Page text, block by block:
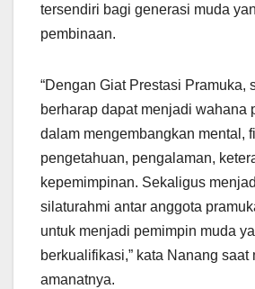
tersendiri bagi generasi muda
pembinaan.
“Dengan Giat Prestasi Pramuka,
berharap dapat menjadi wahana
dalam mengembangkan mental,
pengetahuan, pengalaman,
kepemimpinan. Sekaligus
silaturahmi antar anggota
untuk menjadi pemimpin muda
berkualifikasi,” kata Nanang saat
amanatnya.